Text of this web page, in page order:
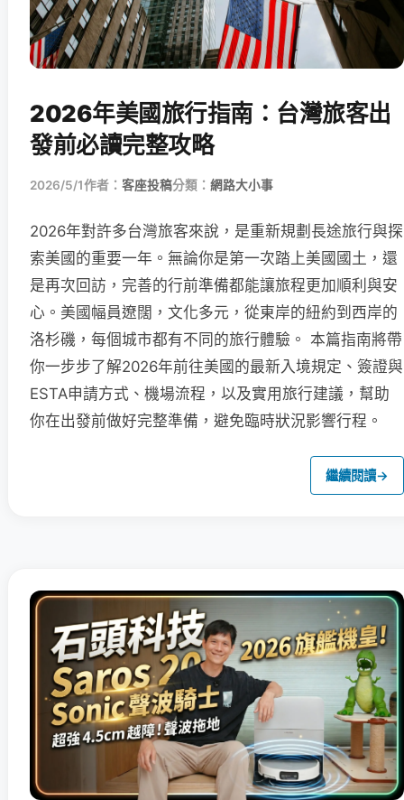
2026年美國旅行指南：台灣旅客出
發前必讀完整攻略
2026/5/1作者： 客座投稿分類： 網路大小事
2026年對許多台灣旅客來說，是重新規劃長途旅行與探
索美國的重要一年。無論你是第一次踏上美國國土，還
是再次回訪，完善的行前準備都能讓旅程更加順利與安
心。美國幅員遼闊，文化多元，從東岸的紐約到西岸的
洛杉磯，每個城市都有不同的旅行體驗。 本篇指南將帶
你一步步了解2026年前往美國的最新入境規定、簽證與
ESTA申請方式、機場流程，以及實用旅行建議，幫助
你在出發前做好完整準備，避免臨時狀況影響行程。
繼續閱讀→